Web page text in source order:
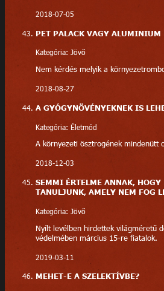
2018-07-05
PET PALACK VAGY ALUMINIUM
Kategória: Jövő
Nem kérdés melyik a
2018-08-27
A GYÓGYNÖVÉNYEKNEK IS
Kategória: Életmód
A környezeti ösztrogének mindenütt
2018-12-03
SEMMI ÉRTELME ANNAK, HOGY
TANULJUNK, AMELY NEM FOG
Kategória: Jövő
Nyílt levélben hirdettek világméretű
védelmében március 15-re fiatalok.
2019-03-11
MEHET-E A SZELEKTÍVBE?